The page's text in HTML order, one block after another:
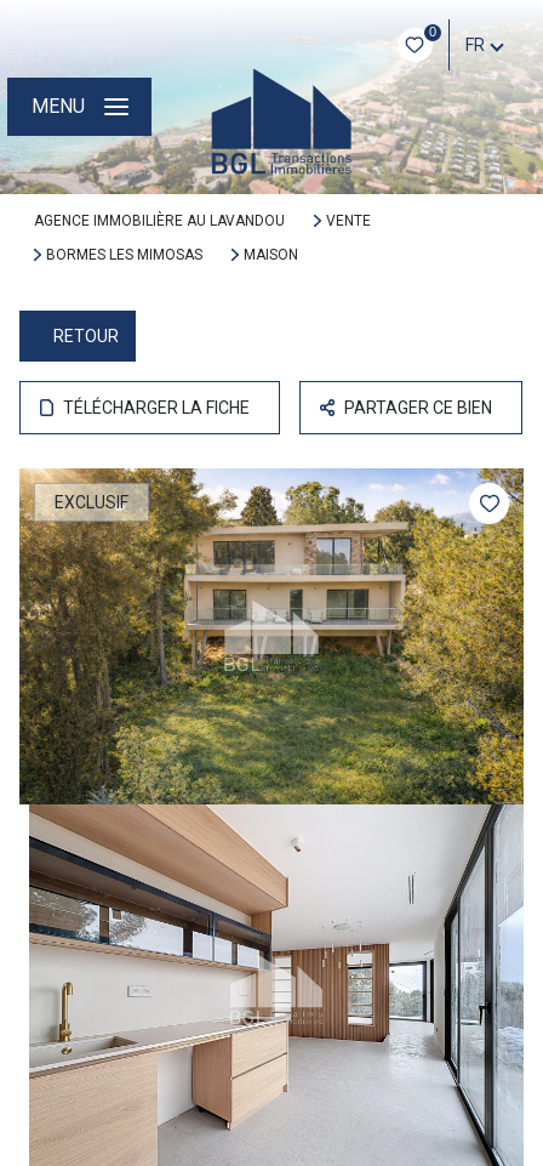
0
FR
MENU
AGENCE IMMOBILIÈRE AU LAVANDOU
VENTE
BORMES LES MIMOSAS
MAISON
RETOUR
TÉLÉCHARGER LA FICHE PARTAGER CE BIEN
EXCLUSIF